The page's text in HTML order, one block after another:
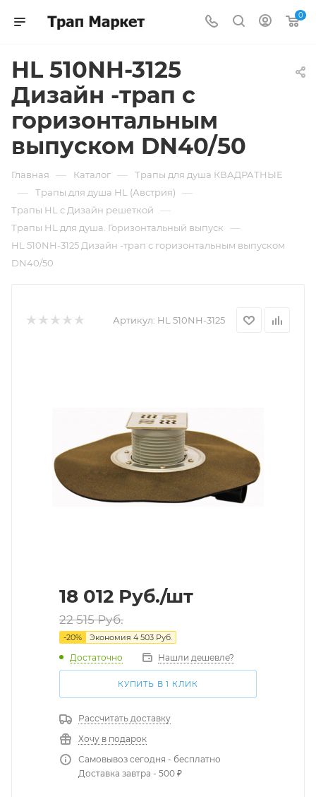
0
HL 510NH-3125
Дизайн -трап с
горизонтальным
выпуском DN40/50
Главная — Каталог — Трапы для душа КВАДРАТНЫЕ
— Трапы для душа HL (Австрия) —
Трапы HL c Дизайн решеткой —
Трапы HL для душа. Горизонтальный выпуск —
HL 510NH-3125 Дизайн -трап с горизонтальным выпуском
DN40/50
Артикул: HL 510NH-3125
18 012 Руб./шт
22 515Руб.
-20% Экономия 4 503 Руб.
Достаточно Нашли дешевле?
КУПИТЬ В 1 КЛИК
Рассчитать доставку
Хочу в подарок
Самовывоз сегодня - бесплатно
Доставка завтра - 500 ₽